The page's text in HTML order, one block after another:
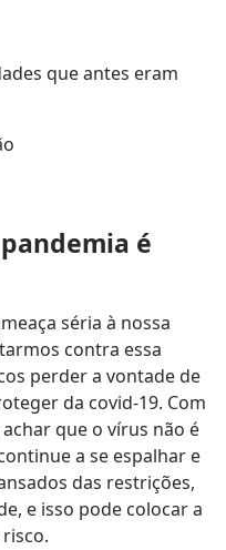
que antes eram
é
séria à nossa
contra essa
perder a vontade de
da covid-19. Com
que o vírus não é
a se espalhar e
das restrições,
e isso pode colocar a